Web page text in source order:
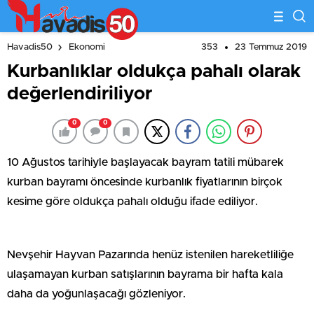
Havadis50 Ekonomi 353 23 Temmuz 2019
Kurbanlıklar oldukça pahalı olarak
değerlendiriliyor
0 0
10 Ağustos tarihiyle başlayacak bayram tatili mübarek
kurban bayramı öncesinde kurbanlık fiyatlarının birçok
kesime göre oldukça pahalı olduğu ifade ediliyor.
Nevşehir Hayvan Pazarında henüz istenilen hareketliliğe
ulaşamayan kurban satışlarının bayrama bir hafta kala
daha da yoğunlaşacağı gözleniyor.